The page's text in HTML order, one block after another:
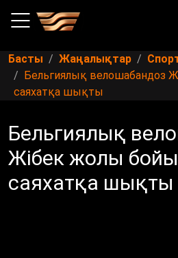
Басты Жаңалықтар
Бельгиялық велошабандоз
саяхатқа шықты
Бельгиялық
Жібек жолы
саяхатқа шықты